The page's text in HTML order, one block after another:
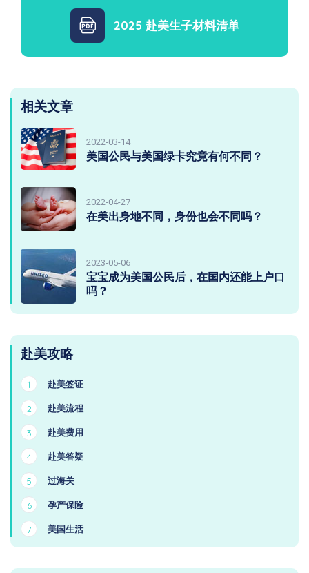
2025 赴美生子材料清单
相关文章
2022-03-14
美国公民与美国绿卡究竟有何不同？
2022-04-27
在美出身地不同，身份也会不同吗？
2023-05-06
宝宝成为美国公民后，在国内还能上户口
吗？
赴美攻略
1 赴美签证
2 赴美流程
3 赴美费用
4 赴美答疑
5 过海关
6 孕产保险
7 美国生活